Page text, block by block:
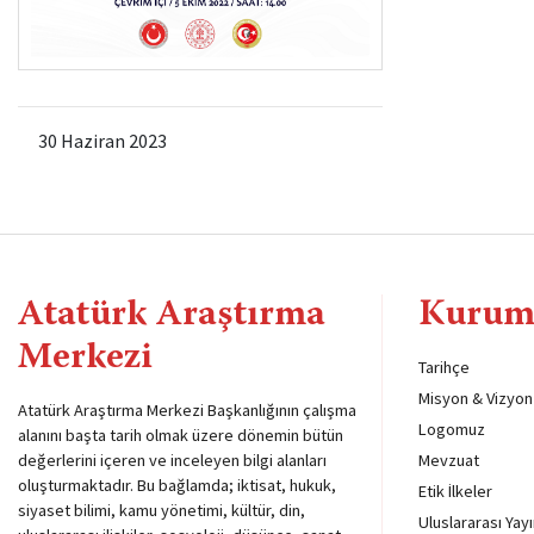
30 Haziran 2023
Atatürk Araştırma
Merkezi
Atatürk Araştırma Merkezi Başkanlığının çalışma
alanını başta tarih olmak üzere dönemin bütün
değerlerini içeren ve inceleyen bilgi alanları
oluşturmaktadır. Bu bağlamda; iktisat, hukuk,
siyaset bilimi, kamu yönetimi, kültür, din,
Tarihçe
Misyon & Vizyon
Logomuz
Mevzuat
Etik İlkeler
Uluslararası